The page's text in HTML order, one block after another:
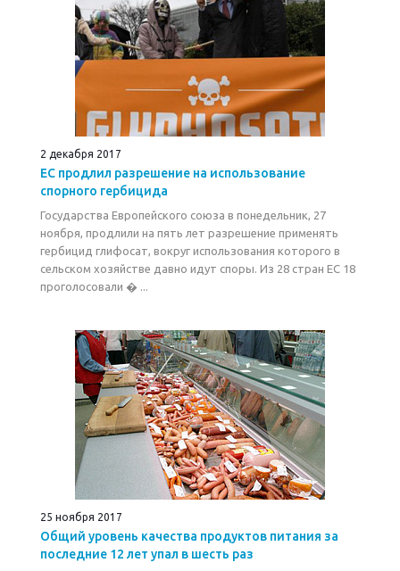
2 декабря 2017
ЕС продлил разрешение на использование
спорного гербицида
Государства Европейского союза в понедельник, 27
ноября, продлили на пять лет разрешение применять
гербицид глифосат, вокруг использования которого в
сельском хозяйстве давно идут споры. Из 28 стран ЕС 18
проголосовали � ...
25 ноября 2017
Общий уровень качества продуктов питания за
последние 12 лет упал в шесть раз